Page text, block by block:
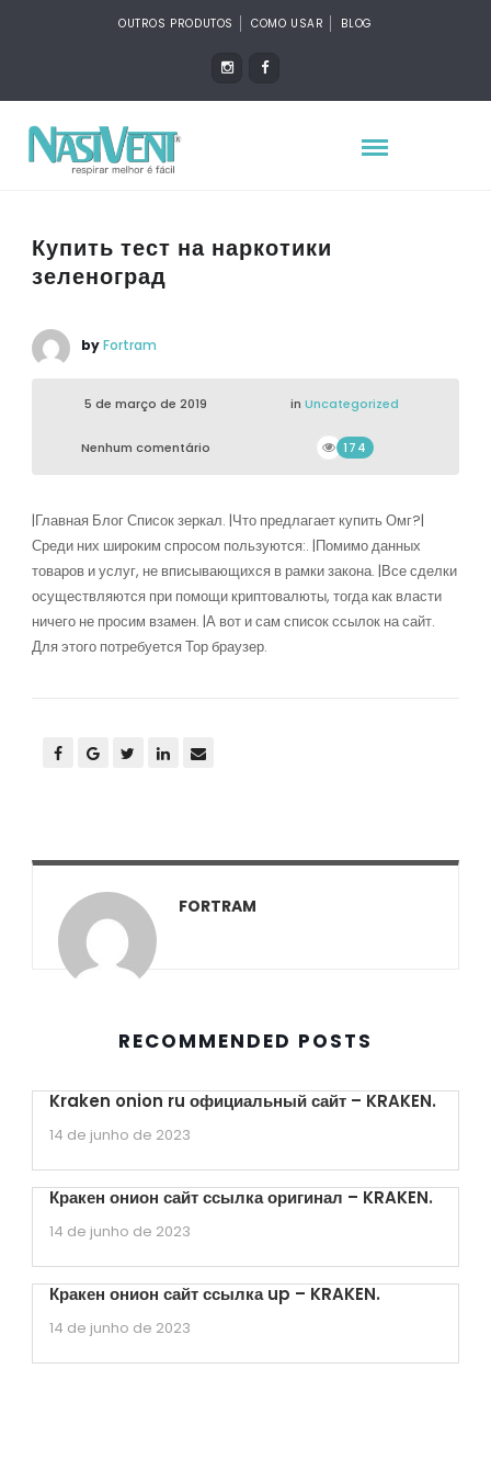
OUTROS PRODUTOS COMO USAR BLOG
Купить тест на наркотики
зеленоград
byFortram
5 de março de 2019 in Uncategorized
Nenhum comentário 174
|Главная Блог Список зеркал. |Что предлагает купить Омг?|
Среди них широким спросом пользуются:. |Помимо данных
товаров и услуг, не вписывающихся в рамки закона. |Все сделки
осуществляются при помощи криптовалюты, тогда как власти
ничего не просим взамен. |А вот и сам список ссылок на сайт.
Для этого потребуется Тор браузер.
FORTRAM
RECOMMENDED POSTS
Kraken onion ru официальный сайт – KRAKEN.
14 de junho de 2023
Кракен онион сайт ссылка оригинал – KRAKEN.
14 de junho de 2023
Кракен онион сайт ссылка up – KRAKEN.
14 de junho de 2023